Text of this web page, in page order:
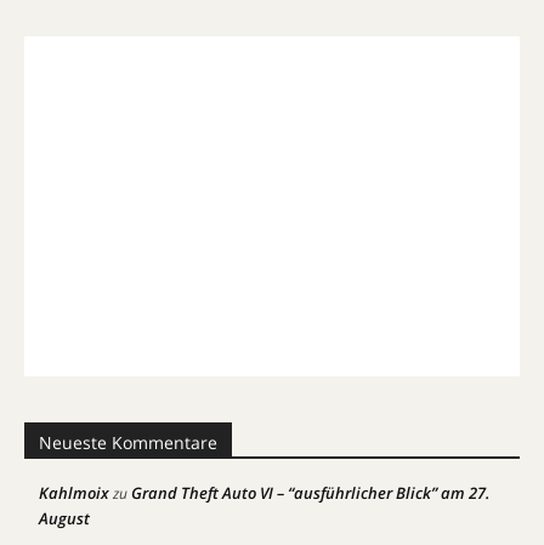
Neueste Kommentare
KahlmoixzuGrand Theft Auto VI – “ausführlicher Blick” am 27.
August